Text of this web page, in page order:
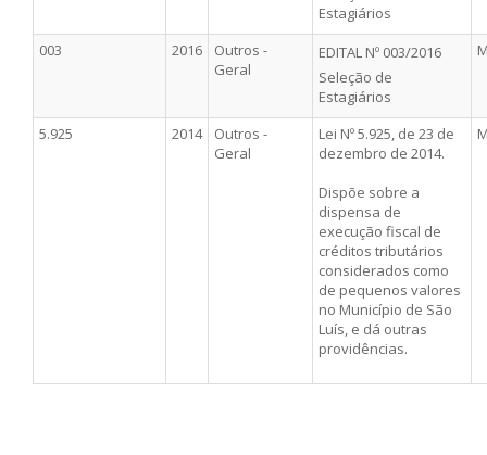
Estagiários
003 2016
Outros -
Geral
EDITAL Nº 003/2016
Seleção de
Estagiários
5.925 2014
Outros -
Geral
Lei Nº 5.925, de 23 de
dezembro de 2014.
Dispõe sobre a
dispensa de
execução fiscal de
créditos tributários
considerados como
de pequenos valores
no Município de São
Luís, e dá outras
providências.